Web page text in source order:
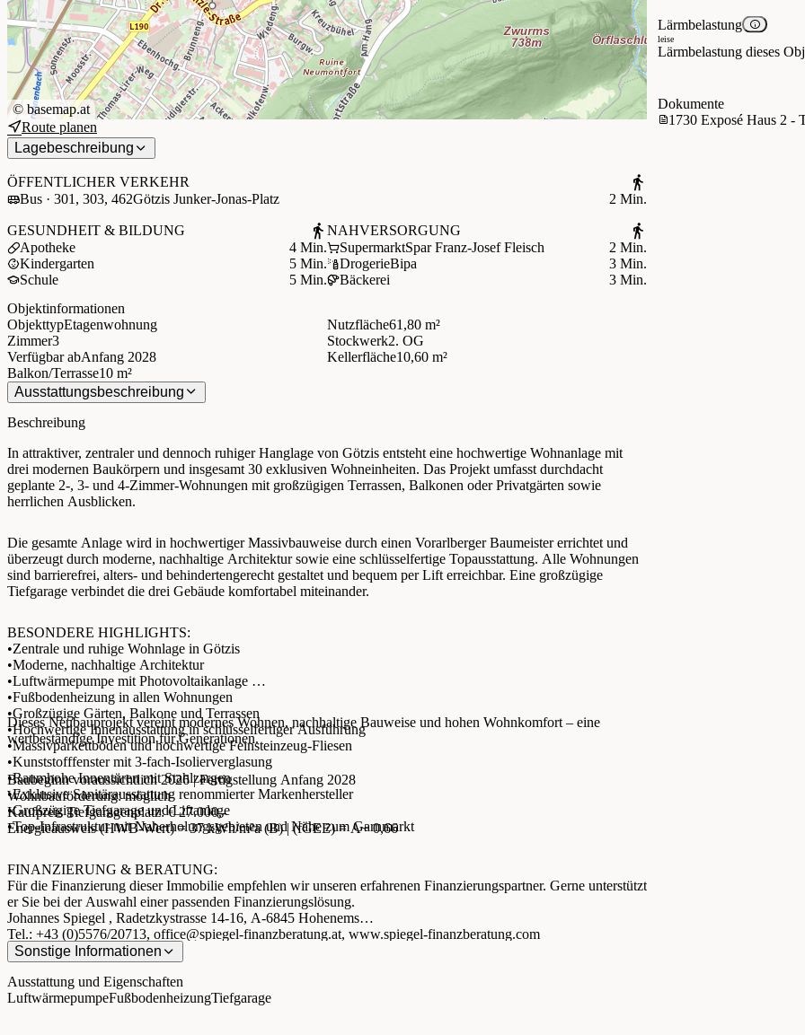
+
−
© basemap.at
Route planen
Lagebeschreibung
ÖFFENTLICHER VERKEHR
Bus · 301, 303, 462Götzis Junker-Jonas-Platz 2 Min.
GESUNDHEIT & BILDUNG
Apotheke
4 Min.
Kindergarten
5 Min.
Schule
5 Min.
NAHVERSORGUNG
SupermarktSpar Franz-Josef Fleisch
2 Min.
DrogerieBipa
3 Min.
Bäckerei
3 Min.
Objektinformationen
ObjekttypEtagenwohnung Nutzfläche61,80 m²
Zimmer3 Stockwerk2. OG
Verfügbar abAnfang 2028 Kellerfläche10,60 m²
Balkon/Terrasse10 m²
Ausstattungsbeschreibung
Beschreibung
In attraktiver, zentraler und dennoch ruhiger Hanglage von Götzis entsteht eine hochwertige Wohnanlage mit
drei modernen Baukörpern und insgesamt 30 exklusiven Wohneinheiten. Das Projekt umfasst durchdacht
geplante 2-, 3- und 4-Zimmer-Wohnungen mit großzügigen Terrassen, Balkonen oder Privatgärten sowie
herrlichen Ausblicken.
Die gesamte Anlage wird in hochwertiger Massivbauweise durch einen Vorarlberger Baumeister errichtet und
überzeugt durch moderne, nachhaltige Architektur sowie eine schlüsselfertige Topausstattung. Alle Wohnungen
sind barrierefrei, alters- und behindertengerecht gestaltet und bequem per Lift erreichbar. Eine großzügige
Tiefgarage verbindet die drei Gebäude komfortabel miteinander.
BESONDERE HIGHLIGHTS:
•Zentrale und ruhige Wohnlage in Götzis
•Moderne, nachhaltige Architektur
•Luftwärmepumpe mit Photovoltaikanlage
•Fußbodenheizung in allen Wohnungen
•Großzügige Gärten, Balkone und Terrassen
•Hochwertige Innenausstattung in schlüsselfertiger Ausführung
•Massivparkettböden und hochwertige Feinsteinzeug-Fliesen
•Kunststofffenster mit 3-fach-Isolierverglasung
•Raumhohe Innentüren mit Stahlzargen
•Exklusive Sanitärausstattung renommierter Markenhersteller
•Großzügige Tiefgarage und Liftanlage
•Top-Infrastruktur mit Naherholungsgebieten und Nähe zum Garnmarkt
Dieses Neubauprojekt vereint modernes Wohnen, nachhaltige Bauweise und hohen Wohnkomfort – eine
wertbeständige Investition für Generationen.
Baubeginn voraussichtlich 2026 | Fertigstellung Anfang 2028
Wohnbauförderung: möglich
Kaufpreis Tiefgaragenplatz: € 27.000,-
Energieausweis (HWB-Wert) = 37 kWh/m²a (B) | (fGEE) = A+ 0,66
FINANZIERUNG & BERATUNG:
Für die Finanzierung dieser Immobilie empfehlen wir unseren erfahrenen Finanzierungspartner. Gerne unterstützt
er Sie bei der Auswahl einer passenden Finanzierungslösung.
Johannes Spiegel , Radetzkystrasse 14-16, A-6845 Hohenems
Tel.: +43 (0)5576/20713, office@spiegel-finanzberatung.at, www.spiegel-finanzberatung.com
Sonstige Informationen
Ausstattung und Eigenschaften
LuftwärmepumpeFußbodenheizungTiefgarage
Lärmbelastung
leise
Lärmbelastung dieses
Dokumente
1730 Exposé Haus 2 -